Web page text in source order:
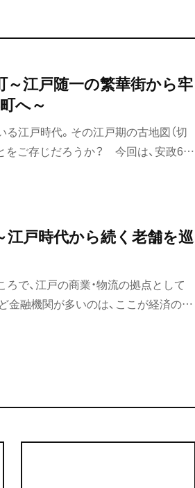
～江戸随一の繁華街から牢
へ～
江戸時代。その江戸期の古地図（切
をご存じだろうか？ 今回は、安政6年
に歩く日本橋・人形町の散歩コース
！
江戸時代から続く老舗を巡
で、江戸の商業・物流の拠点として
融機関が多いのは、ここが経済の中
髙島屋S.C.』といった百貨店は江戸